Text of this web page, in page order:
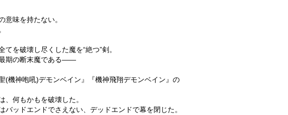
味を持たない。
を破壊し尽くした魔を“絶つ”剣。
最期の断末魔である――
(機神咆吼)デモンベイン』『機神飛翔デモンベイン』の
何もかもを破壊した。
ッドエンドでさえない、デッドエンドで幕を閉じた。